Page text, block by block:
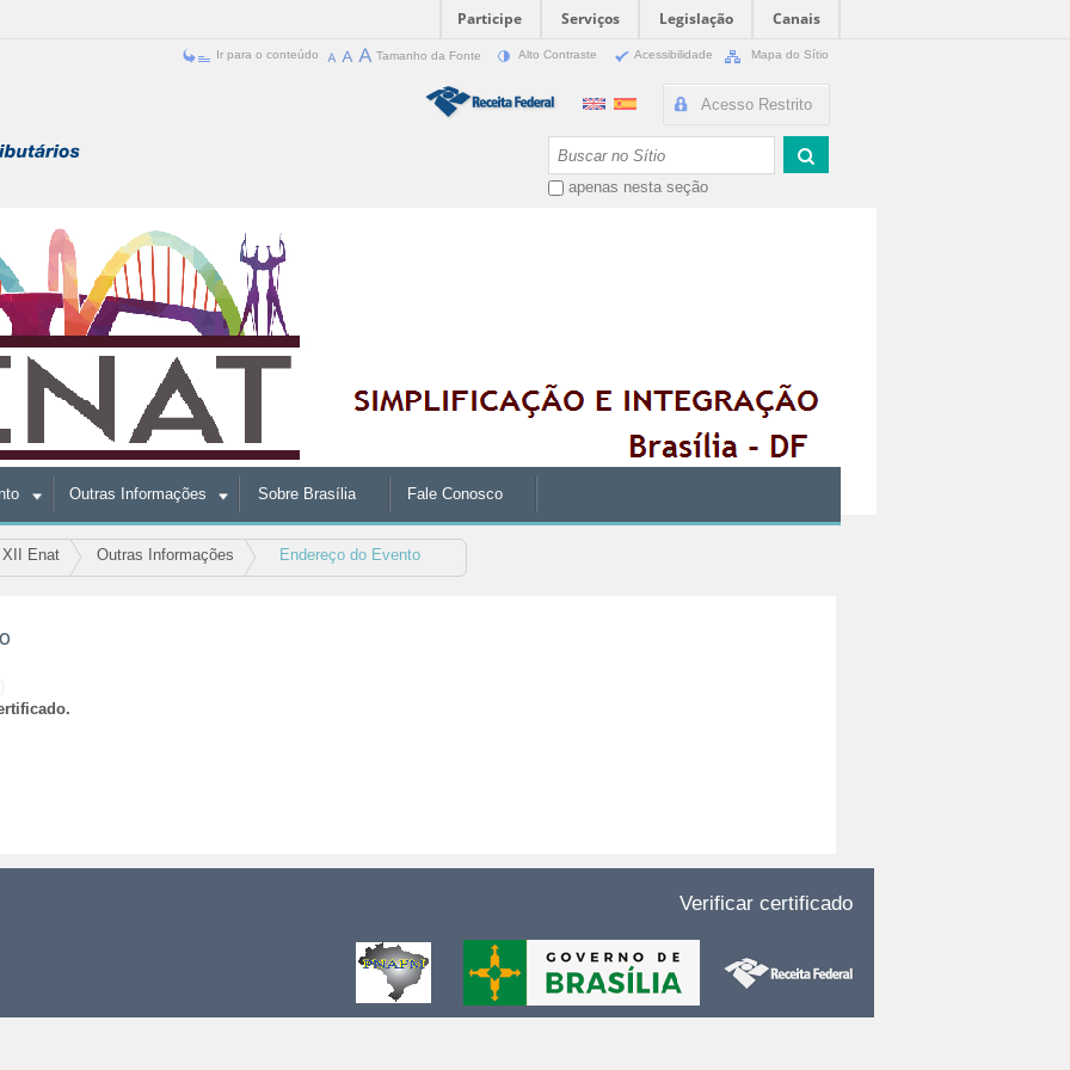
Participe Serviços Legislação
Canais
Ir para o conteúdo Tamanho da Fonte Alto Contraste Acessibilidade Mapa do Sítio
Acesso Restrito
apenas nesta seção
Outras Informações Sobre Brasília Fale Conosco
XII Enat Outras Informações Endereço do Evento
Verificar certificado